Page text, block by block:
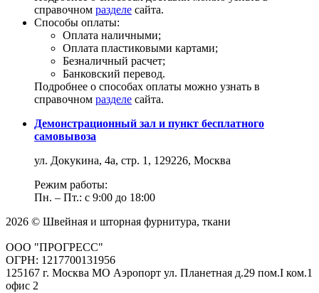
справочном разделе сайта.
Способы оплаты:
Оплата наличными;
Оплата пластиковыми картами;
Безналичный расчет;
Банковский перевод.
Подробнее о способах оплаты можно узнать в
справочном разделе сайта.
Демонстрационный зал и пункт бесплатного
самовывоза
ул. Докукина, 4а, стр. 1, 129226, Москва
Режим работы:
Пн. – Пт.: с 9:00 до 18:00
2026 © Швейная и шторная фурнитура, ткани
ООО "ПРОГРЕСС"
ОГРН: 1217700131956
125167 г. Москва МО Аэропорт ул. Планетная д.29 пом.I ком.1
офис 2